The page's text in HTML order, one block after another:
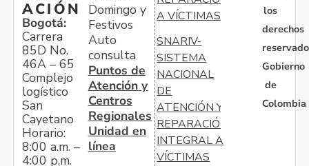
ACIÓN
Bogotá:
Carrera
85D No.
46A – 65
Complejo
logístico
San
Cayetano
Horario:
8:00 a.m. –
4:00 p.m.
Domingo y
Festivos
Auto
consulta
Puntos de
Atención y
Centros
Regionales
Unidad en
línea
A VÍCTIMAS
SNARIV-
SISTEMA
NACIONAL
DE
ATENCIÓN Y
REPARACIÓN
INTEGRAL A
VÍCTIMAS
los
derechos
Gobierno
de
Colombia